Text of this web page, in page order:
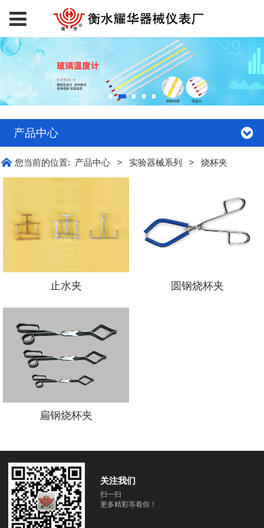
产品中心
您当前的位置: 产品中心 > 实验器械系列 > 烧杯夹
止水夹 圆钢烧杯夹
扁钢烧杯夹
关注我们
扫一扫
更多精彩等着你！